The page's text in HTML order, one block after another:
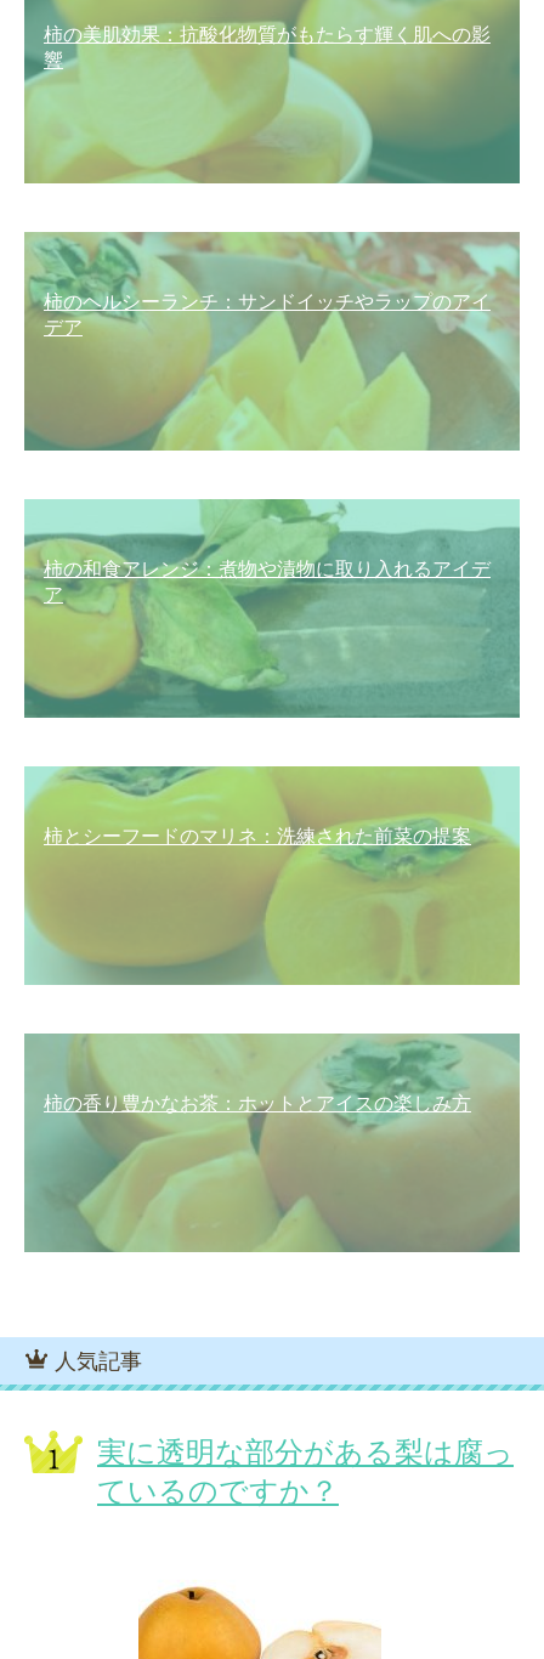
柿の美肌効果：抗酸化物質がもたらす輝く肌への影
響
柿のヘルシーランチ：サンドイッチやラップのアイ
デア
柿の和食アレンジ：煮物や漬物に取り入れるアイデ
ア
柿とシーフードのマリネ：洗練された前菜の提案
柿の香り豊かなお茶：ホットとアイスの楽しみ方
人気記事
実に透明な部分がある梨は腐っ
ているのですか？